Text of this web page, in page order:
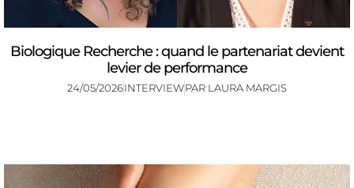
Biologique Recherche : quand le partenariat devient
levier de performance
24/05/2026INTERVIEWPAR LAURA MARGIS